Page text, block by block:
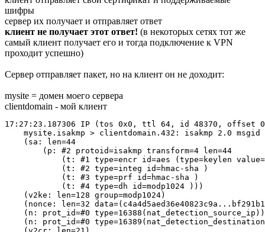
шифры
сервер их получает и отправляет ответ
клиент не получает этот ответ! (в некоторых сетях тот же
самый клиент получает его и тогда подключение к VPN
проходит успешно)
Сервер отправляет пакет, но на клиент он не доходит:
mysite = домен моего сервера
clientdomain - мой клиент
17:27:23.187306 IP (tos 0x0, ttl 64, id 48370, offset
mysite.isakmp > clientdomain.432: isakmp 2.0
    (sa: len=44
        (p: #2 protoid=isakmp transform=4 len=44
(t: #1 type=encr id=aes (type=keylen
            (t: #2 type=integ id=hmac-sha )
            (t: #3 type=prf id=hmac-sha )
            (t: #4 type=dh id=modp1024 )))
    (v2ke: len=128 group=modp1024)
(nonce: len=32
    (n: prot_id=#0 type=16388(nat_detection_source_ip))
(n: prot_id=#0